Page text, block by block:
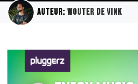
Auteur: Wouter de Vink